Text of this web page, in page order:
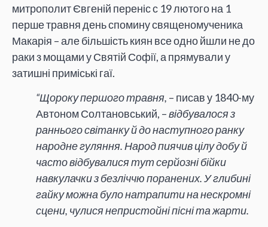
митрополит Євгеній переніс с 19 лютого на 1
перше травня день спомину священомученика
Макарія – але більшість киян все одно йшли не до
раки з мощами у Святій Софії, а прямували у
затишні приміські гаї.
“Щороку першого травня, – писав у 1840-му
Автоном Солтановський, –відбувалося з
раннього світанку й до наступного ранку
народне гуляння. Народ пиячив цілу добу й
часто відбувалися тут серйозні бійки
навкулачки з безліччю поранених. У глибині
гайку можна було натрапити на нескромні
сцени, чулися непристойні пісні та жарти.